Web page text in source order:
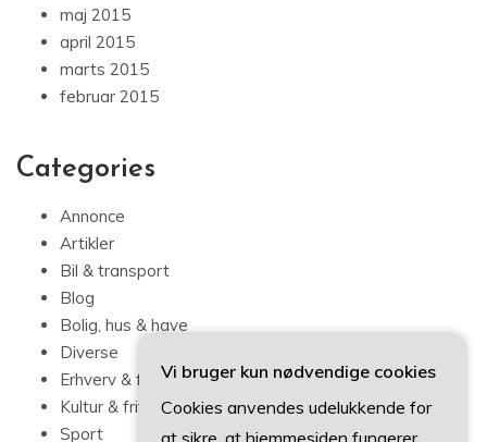
maj 2015
april 2015
marts 2015
februar 2015
Categories
Annonce
Artikler
Bil & transport
Blog
Bolig, hus & have
Diverse
Erhverv & forbrug
Kultur & fritid
Sport
Vi bruger kun nødvendige cookies
Cookies anvendes udelukkende for
at sikre, at hjemmesiden fungerer